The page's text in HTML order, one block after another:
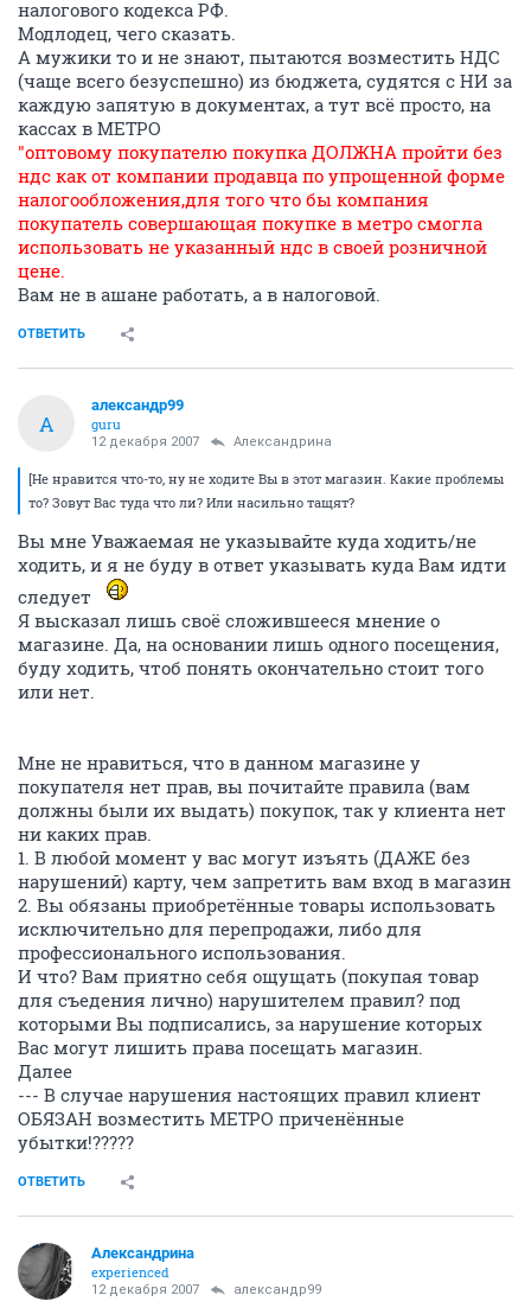
налогового кодекса РФ.
Модлодец, чего сказать.
А мужики то и не знают, пытаются возместить НДС
(чаще всего безуспешно) из бюджета, судятся с НИ за
каждую запятую в документах, а тут всё просто, на
кассах в МЕТРО
"оптовому покупателю покупка ДОЛЖНА пройти без
ндс как от компании продавца по упрощенной форме
налогообложения,для того что бы компания
покупатель совершающая покупке в метро смогла
использовать не указанный ндс в своей розничной
цене.
Вам не в ашане работать, а в налоговой.
ОТВЕТИТЬ
А
александр99
guru
12 декабря 2007 Александрина
[Не нравится что-то, ну не ходите Вы в этот магазин. Какие проблемы
то? Зовут Вас туда что ли? Или насильно тащят?
Вы мне Уважаемая не указывайте куда ходить/не
ходить, и я не буду в ответ указывать куда Вам идти
следует
Я высказал лишь своё сложившееся мнение о
магазине. Да, на основании лишь одного посещения,
буду ходить, чтоб понять окончательно стоит того
или нет.
Мне не нравиться, что в данном магазине у
покупателя нет прав, вы почитайте правила (вам
должны были их выдать) покупок, так у клиента нет
ни каких прав.
1. В любой момент у вас могут изъять (ДАЖЕ без
нарушений) карту, чем запретить вам вход в магазин
2. Вы обязаны приобретённые товары использовать
исключительно для перепродажи, либо для
профессионального использования.
И что? Вам приятно себя ощущать (покупая товар
для съедения лично) нарушителем правил? под
которыми Вы подписались, за нарушение которых
Вас могут лишить права посещать магазин.
Далее
--- В случае нарушения настоящих правил клиент
ОБЯЗАН возместить МЕТРО приченённые
убытки!?????
ОТВЕТИТЬ
Александрина
experienced
12 декабря 2007 александр99